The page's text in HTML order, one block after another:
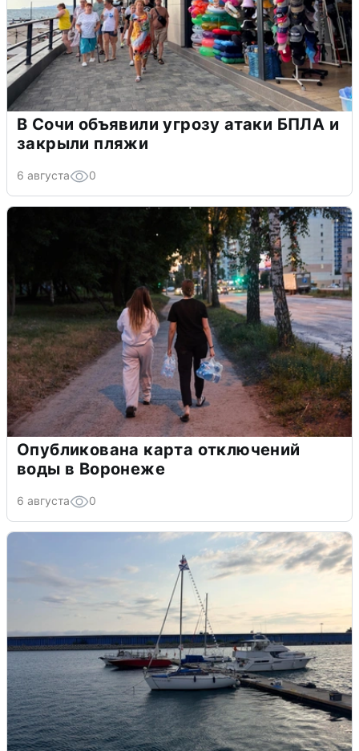
В Сочи объявили угрозу атаки БПЛА и
закрыли пляжи
6 августа 0
Опубликована карта отключений
воды в Воронеже
6 августа 0